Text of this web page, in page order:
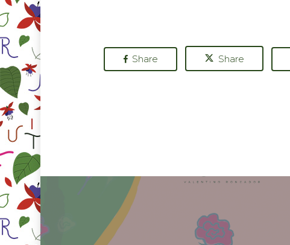
Share Share